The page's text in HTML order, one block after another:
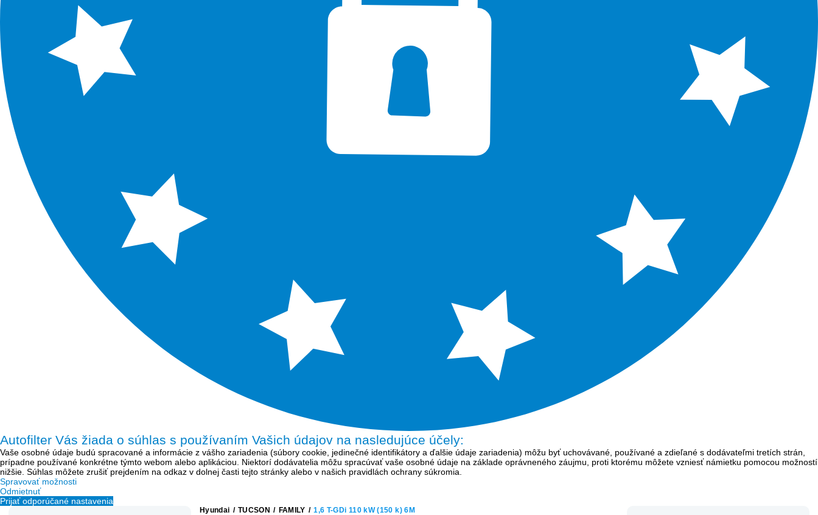
Autofilter Vás žiada o súhlas s používaním Vašich údajov na nasledujúce účely:
Vaše osobné údaje budú spracované a informácie z vášho zariadenia (súbory cookie, jedinečné identifikátory a ďalšie údaje zariadenia) môžu byť uchovávané, používané a zdieľané s dodávateľmi tretích strán,
prípadne používané konkrétne týmto webom alebo aplikáciou. Niektorí dodávatelia môžu spracúvať vaše osobné údaje na základe oprávneného záujmu, proti ktorému môžete vzniesť námietku pomocou možností
nižšie. Súhlas môžete zrušiť prejdením na odkaz v dolnej časti tejto stránky alebo v našich pravidlách ochrany súkromia.
Spravovať možnosti
Odmietnuť
Prijať odporúčané nastavenia
Hyundai / TUCSON / FAMILY / 1,6 T-GDi 110 kW (150 k) 6M